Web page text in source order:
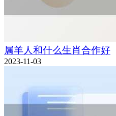
属羊人和什么生肖合作好
2023-11-03